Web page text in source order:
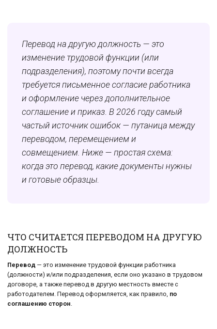
Перевод на другую должность — это
изменение трудовой функции (или
подразделения), поэтому почти всегда
требуется письменное согласие работника
и оформление через дополнительное
соглашение и приказ. В 2026 году самый
частый источник ошибок — путаница между
переводом, перемещением и
совмещением. Ниже — простая схема:
когда это перевод, какие документы нужны
и готовые образцы.
ЧТО СЧИТАЕТСЯ ПЕРЕВОДОМ НА ДРУГУЮ
ДОЛЖНОСТЬ
Перевод — это изменение трудовой функции работника
(должности) и/или подразделения, если оно указано в трудовом
договоре, а также перевод в другую местность вместе с
работодателем. Перевод оформляется, как правило, по
соглашению сторон.